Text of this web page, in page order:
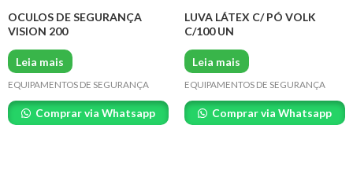
OCULOS DE SEGURANÇA
VISION 200
Leia mais
EQUIPAMENTOS DE SEGURANÇA
Comprar via Whatsapp
LUVA LÁTEX C/ PÓ VOLK
C/100 UN
Leia mais
EQUIPAMENTOS DE SEGURANÇA
Comprar via Whatsapp